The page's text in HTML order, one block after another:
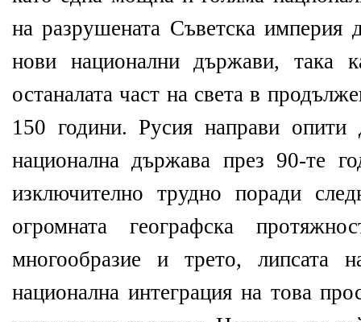
на разрушената Съветска империя
нови национални държави, така
останалата част на света в
150 години. Русия направи опити
национална държава през 90-те
изключително трудно поради
огромната географска
многообразие и трето, липсата
национална интеграция на това